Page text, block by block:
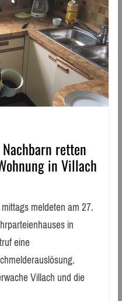
retten
in Villach
meldeten am 27.
in
eine
Villach und die